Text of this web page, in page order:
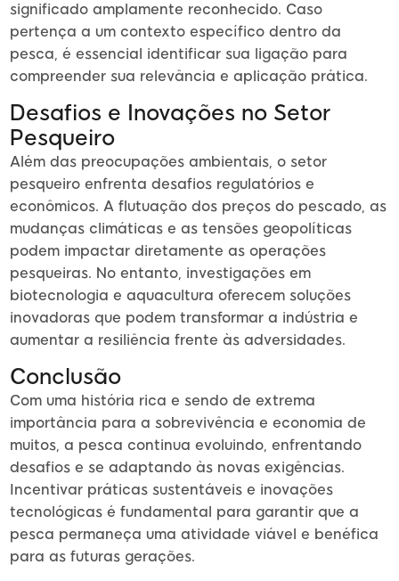
significado amplamente reconhecido. Caso
pertença a um contexto específico dentro da
pesca, é essencial identificar sua ligação para
compreender sua relevância e aplicação prática.
Desafios e Inovações no Setor
Pesqueiro
Além das preocupações ambientais, o setor
pesqueiro enfrenta desafios regulatórios e
econômicos. A flutuação dos preços do pescado, as
mudanças climáticas e as tensões geopolíticas
podem impactar diretamente as operações
pesqueiras. No entanto, investigações em
biotecnologia e aquacultura oferecem soluções
inovadoras que podem transformar a indústria e
aumentar a resiliência frente às adversidades.
Conclusão
Com uma história rica e sendo de extrema
importância para a sobrevivência e economia de
muitos, a pesca continua evoluindo, enfrentando
desafios e se adaptando às novas exigências.
Incentivar práticas sustentáveis e inovações
tecnológicas é fundamental para garantir que a
pesca permaneça uma atividade viável e benéfica
para as futuras gerações.